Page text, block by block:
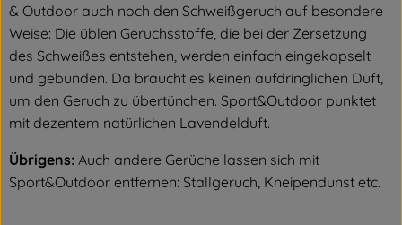
& Outdoor auch noch den Schweißgeruch auf besondere
Weise: Die üblen Geruchsstoffe, die bei der Zersetzung
des Schweißes entstehen, werden einfach eingekapselt
und gebunden. Da braucht es keinen aufdringlichen Duft,
um den Geruch zu übertünchen. Sport&Outdoor punktet
mit dezentem natürlichen Lavendelduft.
Übrigens: Auch andere Gerüche lassen sich mit
Sport&Outdoor entfernen: Stallgeruch, Kneipendunst etc.